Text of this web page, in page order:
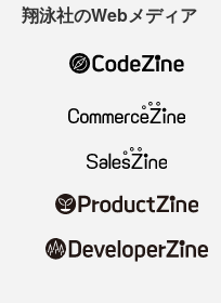
翔泳社のWebメディア